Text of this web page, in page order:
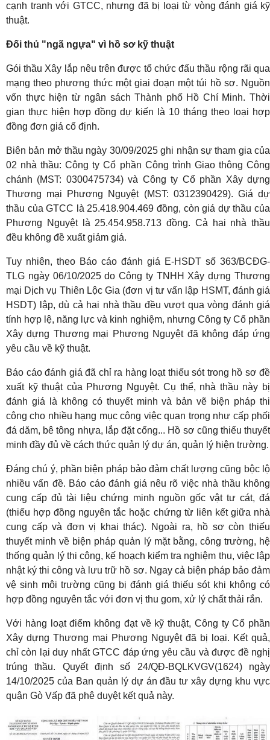
cạnh tranh với GTCC, nhưng đã bị loại từ vòng đánh giá kỹ
thuật.
Đối thủ "ngã ngựa" vì hồ sơ kỹ thuật
Gói thầu Xây lắp nêu trên được tổ chức đấu thầu rộng rãi qua
mạng theo phương thức một giai đoạn một túi hồ sơ. Nguồn
vốn thực hiện từ ngân sách Thành phố Hồ Chí Minh. Thời
gian thực hiện hợp đồng dự kiến là 10 tháng theo loại hợp
đồng đơn giá cố định.
Biên bản mở thầu ngày 30/09/2025 ghi nhận sự tham gia của
02 nhà thầu: Công ty Cổ phần Công trình Giao thông Công
chánh (MST: 0300475734) và Công ty Cổ phần Xây dựng
Thương mại Phương Nguyệt (MST: 0312390429). Giá dự
thầu của GTCC là 25.418.904.469 đồng, còn giá dự thầu của
Phương Nguyệt là 25.454.958.713 đồng. Cả hai nhà thầu
đều không đề xuất giảm giá.
Tuy nhiên, theo Báo cáo đánh giá E-HSDT số 363/BCĐG-
TLG ngày 06/10/2025 do Công ty TNHH Xây dựng Thương
mại Dịch vụ Thiên Lộc Gia (đơn vị tư vấn lập HSMT, đánh giá
HSDT) lập, dù cả hai nhà thầu đều vượt qua vòng đánh giá
tính hợp lệ, năng lực và kinh nghiệm, nhưng Công ty Cổ phần
Xây dựng Thương mại Phương Nguyệt đã không đáp ứng
yêu cầu về kỹ thuật.
Báo cáo đánh giá đã chỉ ra hàng loạt thiếu sót trong hồ sơ đề
xuất kỹ thuật của Phương Nguyệt. Cụ thể, nhà thầu này bị
đánh giá là không có thuyết minh và bản vẽ biện pháp thi
công cho nhiều hạng mục công việc quan trọng như cấp phối
đá dăm, bê tông nhựa, lắp đặt cống... Hồ sơ cũng thiếu thuyết
minh đầy đủ về cách thức quản lý dự án, quản lý hiện trường.
Đáng chú ý, phần biện pháp bảo đảm chất lượng cũng bộc lộ
nhiều vấn đề. Báo cáo đánh giá nêu rõ việc nhà thầu không
cung cấp đủ tài liệu chứng minh nguồn gốc vật tư cát, đá
(thiếu hợp đồng nguyên tắc hoặc chứng từ liên kết giữa nhà
cung cấp và đơn vị khai thác). Ngoài ra, hồ sơ còn thiếu
thuyết minh về biện pháp quản lý mặt bằng, công trường, hệ
thống quản lý thi công, kế hoạch kiểm tra nghiệm thu, việc lập
nhật ký thi công và lưu trữ hồ sơ. Ngay cả biện pháp bảo đảm
vệ sinh môi trường cũng bị đánh giá thiếu sót khi không có
hợp đồng nguyên tắc với đơn vị thu gom, xử lý chất thải rắn.
Với hàng loạt điểm không đạt về kỹ thuật, Công ty Cổ phần
Xây dựng Thương mại Phương Nguyệt đã bị loại. Kết quả,
chỉ còn lại duy nhất GTCC đáp ứng yêu cầu và được đề nghị
trúng thầu. Quyết định số 24/QĐ-BQLKVGV(1624) ngày
14/10/2025 của Ban quản lý dự án đầu tư xây dựng khu vực
quận Gò Vấp đã phê duyệt kết quả này.